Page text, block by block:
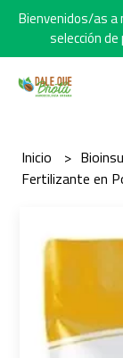
Bienvenidos/as a
selección
Inicio
Fertilizante en